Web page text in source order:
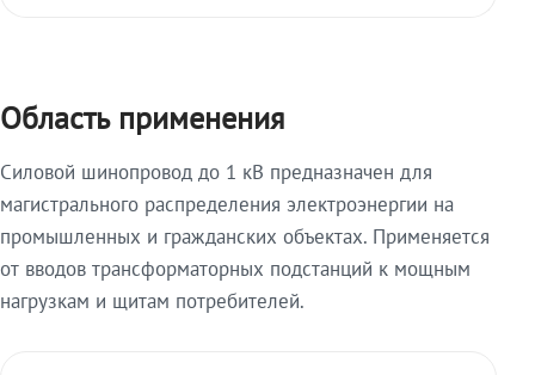
Область применения
Силовой шинопровод до 1 кВ предназначен для
магистрального распределения электроэнергии на
промышленных и гражданских объектах. Применяется
от вводов трансформаторных подстанций к мощным
нагрузкам и щитам потребителей.